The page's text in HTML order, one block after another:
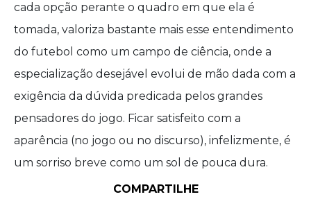
cada opção perante o quadro em que ela é
tomada, valoriza bastante mais esse entendimento
do futebol como um campo de ciência, onde a
especialização desejável evolui de mão dada com a
exigência da dúvida predicada pelos grandes
pensadores do jogo. Ficar satisfeito com a
aparência (no jogo ou no discurso), infelizmente, é
um sorriso breve como um sol de pouca dura.
COMPARTILHE